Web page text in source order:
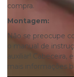
compra.
Montagem:
Não se preocupe
o manual de
auxiliar! Cabeceira,
mais informações